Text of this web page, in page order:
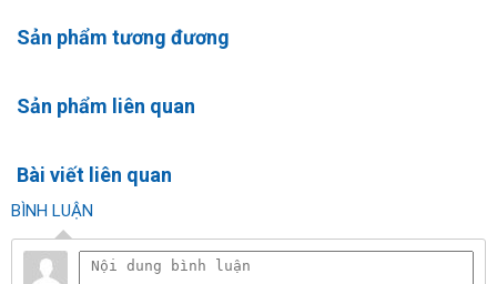
Sản phẩm tương đương
Sản phẩm liên quan
Bài viết liên quan
BÌNH LUẬN